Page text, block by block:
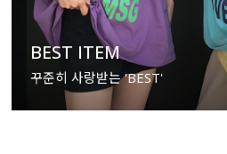
BEST ITEM
꾸준히 사랑받는 'BEST'